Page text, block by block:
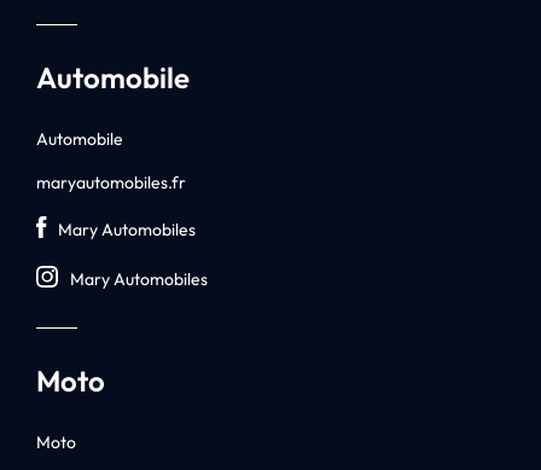
Automobile
Automobile
maryautomobiles.fr
Mary Automobiles
Mary Automobiles
Moto
Moto